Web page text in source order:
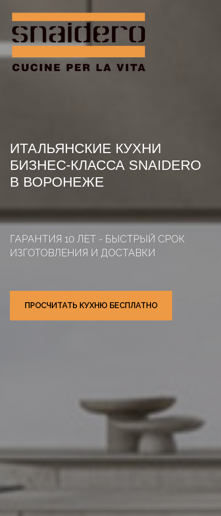
ИТАЛЬЯНСКИЕ КУХНИ
БИЗНЕС-КЛАССА SNAIDERO
В ВОРОНЕЖЕ
ГАРАНТИЯ 10 ЛЕТ - БЫСТРЫЙ СРОК
ИЗГОТОВЛЕНИЯ И ДОСТАВКИ
ПРОСЧИТАТЬ КУХНЮ БЕСПЛАТНО